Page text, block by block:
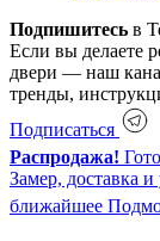
Подпишитесь в
Если вы делаете
двери — наш
тренды,
Подписаться
Распродажа!
Замер, доставка
ближайшее